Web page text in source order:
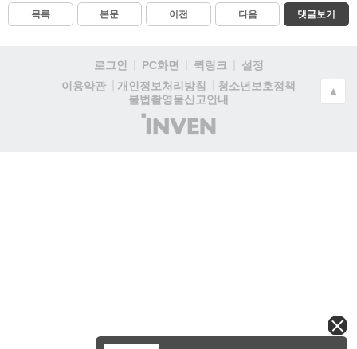
목록 본문 이전 다음 댓글보기
로그인 PC화면 퀵링크
설정
이용약관
개인정보처리방침
청소년보호정책
불법촬영물신고안내
(주)
인
▲